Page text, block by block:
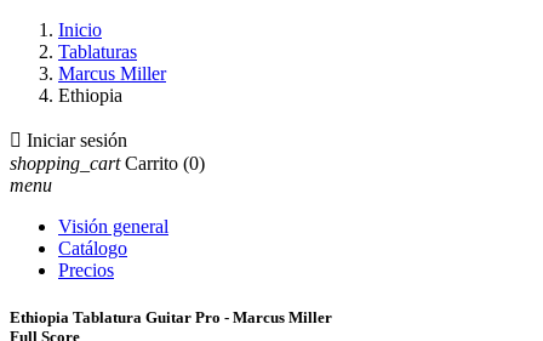
Inicio
Tablaturas
Marcus Miller
Ethiopia
 Iniciar sesión
shopping_cart Carrito (0)
menu
Visión general
Catálogo
Precios
Ethiopia Tablatura Guitar Pro - Marcus Miller
Full Score